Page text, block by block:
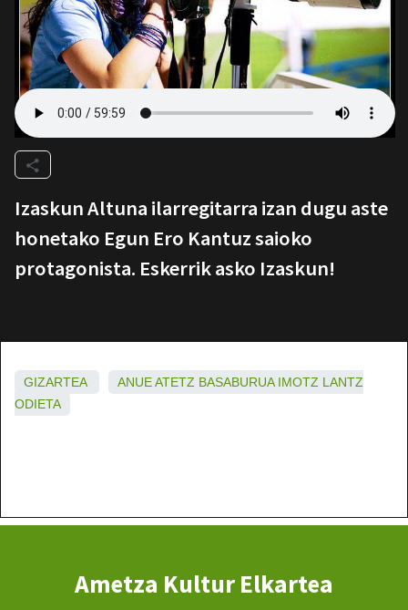
Izaskun Altuna ilarregitarra izan dugu aste
honetako Egun Ero Kantuz saioko
protagonista. Eskerrik asko Izaskun!
GIZARTEA ANUEATETZ BASABURUA IMOTZ LANTZ
ODIETA
Ametza Kultur Elkartea